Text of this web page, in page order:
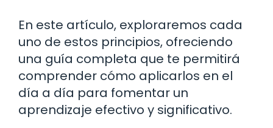
En este artículo, exploraremos cada
uno de estos principios, ofreciendo
una guía completa que te permitirá
comprender cómo aplicarlos en el
día a día para fomentar un
aprendizaje efectivo y significativo.